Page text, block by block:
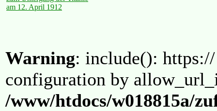
am 12. April 1912
Warning: include():
configuration by
/www/htdocs/w018815a/